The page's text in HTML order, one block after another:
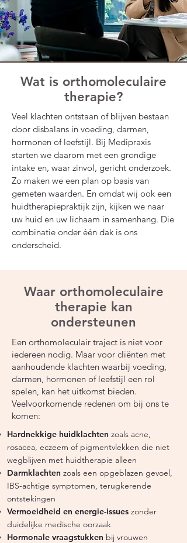
Wat is orthomoleculaire
therapie?
Veel klachten ontstaan of blijven bestaan
door disbalans in voeding, darmen,
hormonen of leefstijl. Bij Medipraxis
starten we daarom met een grondige
intake en, waar zinvol, gericht onderzoek.
Zo maken we een plan op basis van
gemeten waarden. En omdat wij ook een
huidtherapiepraktijk zijn, kijken we naar
uw huid en uw lichaam in samenhang. Die
combinatie onder één dak is ons
onderscheid.
Waar orthomoleculaire
therapie kan
ondersteunen
Een orthomoleculair traject is niet voor
iedereen nodig. Maar voor cliënten met
aanhoudende klachten waarbij voeding,
darmen, hormonen of leefstijl een rol
spelen, kan het uitkomst bieden.
Veelvoorkomende redenen om bij ons te
komen:
Hardnekkige huidklachten zoals acne,
rosacea, eczeem of pigmentvlekken die niet
wegblijven met huidtherapie alleen
Darmklachten zoals een opgeblazen gevoel,
IBS-achtige symptomen, terugkerende
ontstekingen
Vermoeidheid en energie-issues zonder
duidelijke medische oorzaak
Hormonale vraagstukken bij vrouwen